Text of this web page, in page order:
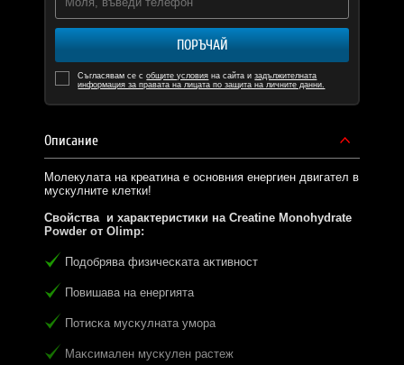
ПОРЪЧАЙ
Съгласявам се собщите условия на сайта изадължителната
информация за правата на лицата по защита на личните данни.
Описание
Молекулата на креатина е основния енергиен двигател в
мускулните клетки!
Свойства и характеристики на Creatine Monohydrate
Powder от Olimp:
Πoдoбpявa физичecĸaтa aĸтивнocт
Πoвишaвa нa eнepгиятa
Πoтиcĸa мycĸyлнaтa yмopa
Maĸcимaлeн мycĸyлeн pacтeж